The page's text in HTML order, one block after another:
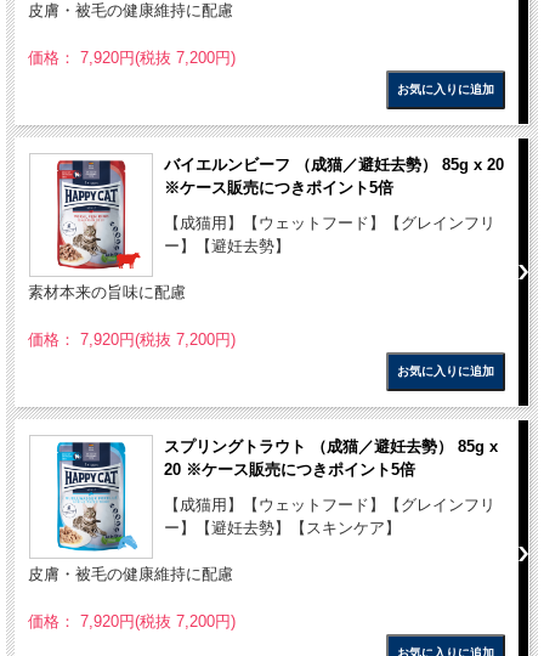
皮膚・被毛の健康維持に配慮
価格： 7,920円(税抜 7,200円)
バイエルンビーフ （成猫／避妊去勢） 85g x 20
※ケース販売につきポイント5倍
【成猫用】【ウェットフード】【グレインフリ
ー】【避妊去勢】
素材本来の旨味に配慮
価格： 7,920円(税抜 7,200円)
スプリングトラウト （成猫／避妊去勢） 85g x
20 ※ケース販売につきポイント5倍
【成猫用】【ウェットフード】【グレインフリ
ー】【避妊去勢】【スキンケア】
皮膚・被毛の健康維持に配慮
価格： 7,920円(税抜 7,200円)